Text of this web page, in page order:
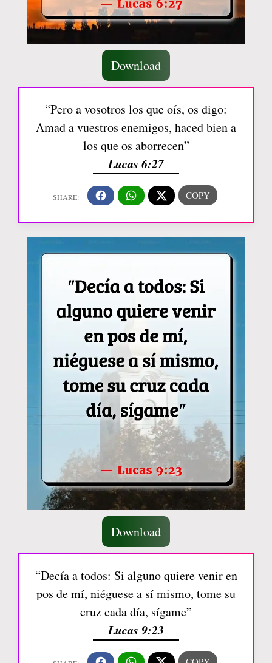
Download
“Pero a vosotros los que oís, os digo:
Amad a vuestros enemigos, haced bien a
los que os aborrecen”
Lucas 6:27
Download
“Decía a todos: Si alguno quiere venir en
pos de mí, niéguese a sí mismo, tome su
cruz cada día, sígame”
Lucas 9:23